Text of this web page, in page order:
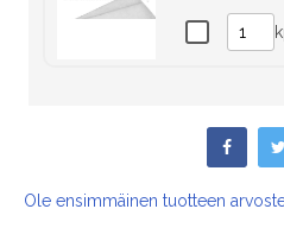
Ole ensimmäinen tuotteen